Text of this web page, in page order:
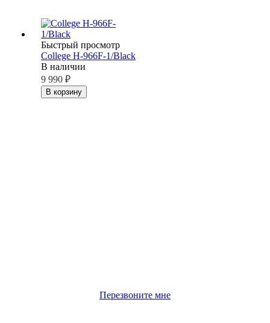
Быстрый просмотр
College H-966F-1/Black
В наличии
9 990 ₽
В корзину
Перезвоните мне